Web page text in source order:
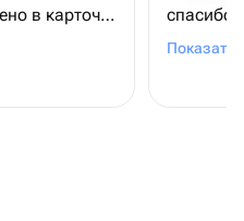
в карточке
спасибо
Показать